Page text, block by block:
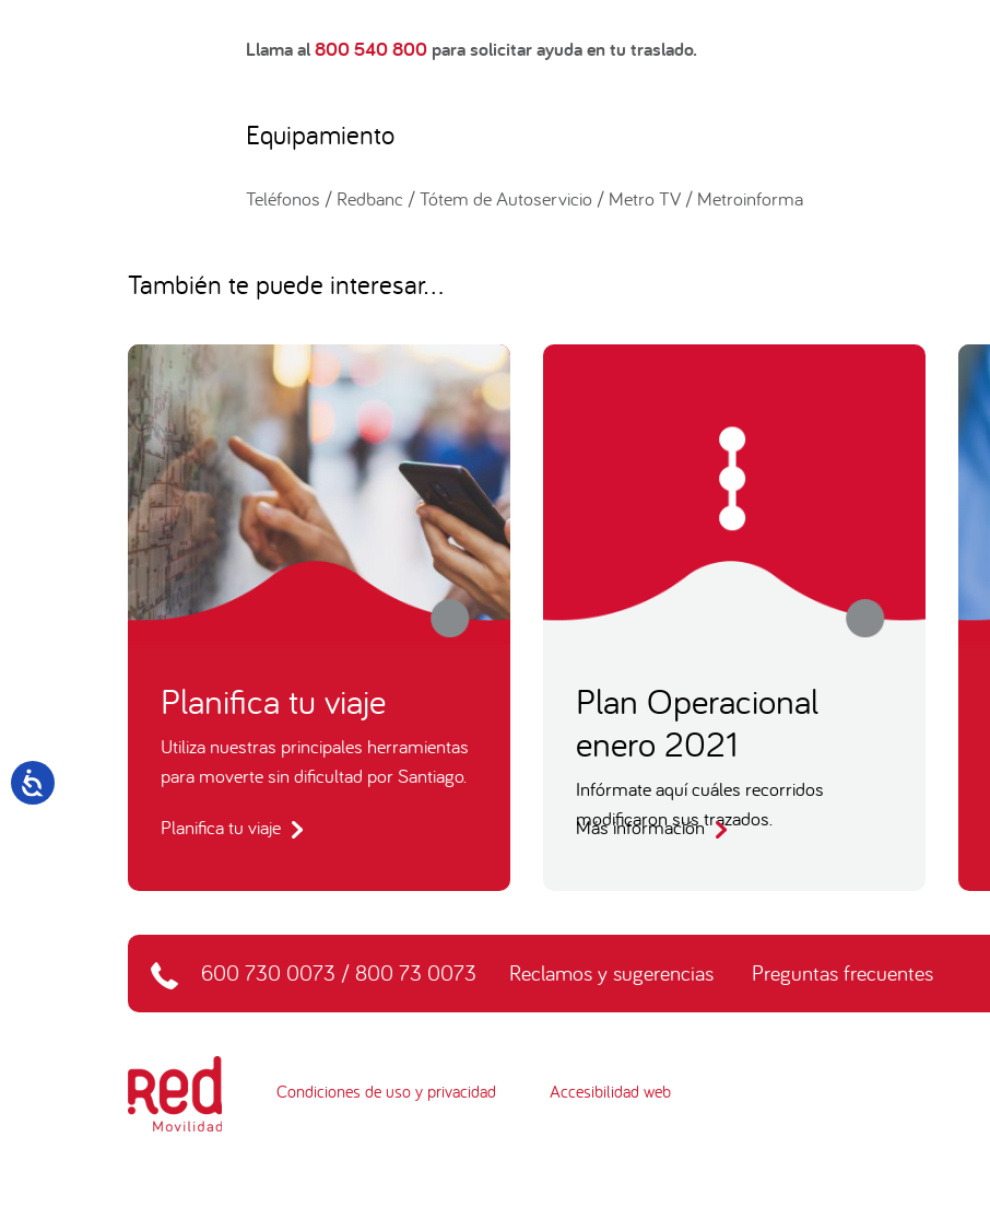
Llama al800 540 800para solicitar ayuda en tu traslado.
Equipamiento
Teléfonos / Redbanc / Tótem de Autoservicio / Metro TV / Metroinforma
También te puede interesar...
Planifica tu viaje
Utiliza nuestras principales herramientas
para moverte sin dificultad por Santiago.
Planifica tu viaje
Plan Operacional
enero 2021
Infórmate aquí cuáles recorridos
modificaron sus trazados.
Más información
600 730 0073 / 800 73 0073 Reclamos y sugerencias Preguntas frecuentes
Condiciones de uso y privacidad Accesibilidad web